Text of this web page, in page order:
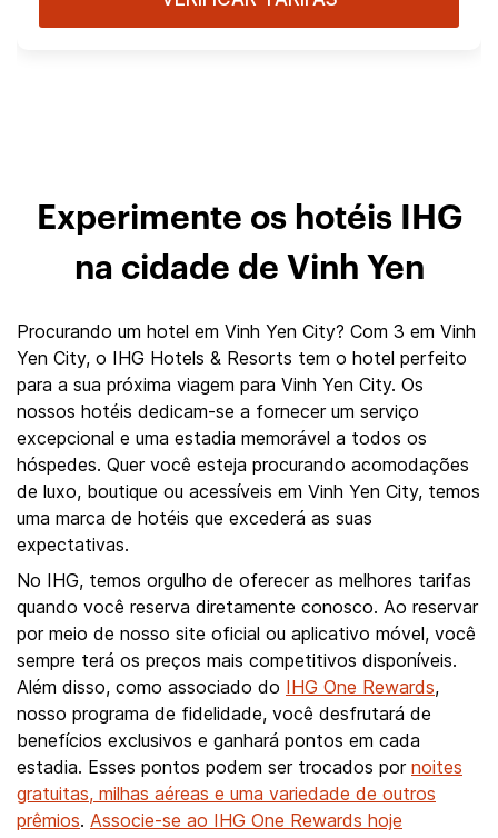
Experimente os hotéis IHG
na cidade de Vinh Yen
Procurando um hotel em Vinh Yen City? Com 3 em Vinh
Yen City, o IHG Hotels & Resorts tem o hotel perfeito
para a sua próxima viagem para Vinh Yen City. Os
nossos hotéis dedicam-se a fornecer um serviço
excepcional e uma estadia memorável a todos os
hóspedes. Quer você esteja procurando acomodações
de luxo, boutique ou acessíveis em Vinh Yen City, temos
uma marca de hotéis que excederá as suas
expectativas.
No IHG, temos orgulho de oferecer as melhores tarifas
quando você reserva diretamente conosco. Ao reservar
por meio de nosso site oficial ou aplicativo móvel, você
sempre terá os preços mais competitivos disponíveis.
Além disso, como associado do IHG One Rewards,
nosso programa de fidelidade, você desfrutará de
benefícios exclusivos e ganhará pontos em cada
estadia. Esses pontos podem ser trocados por noites
gratuitas, milhas aéreas e uma variedade de outros
prêmios. Associe-se ao IHG One Rewards hoje